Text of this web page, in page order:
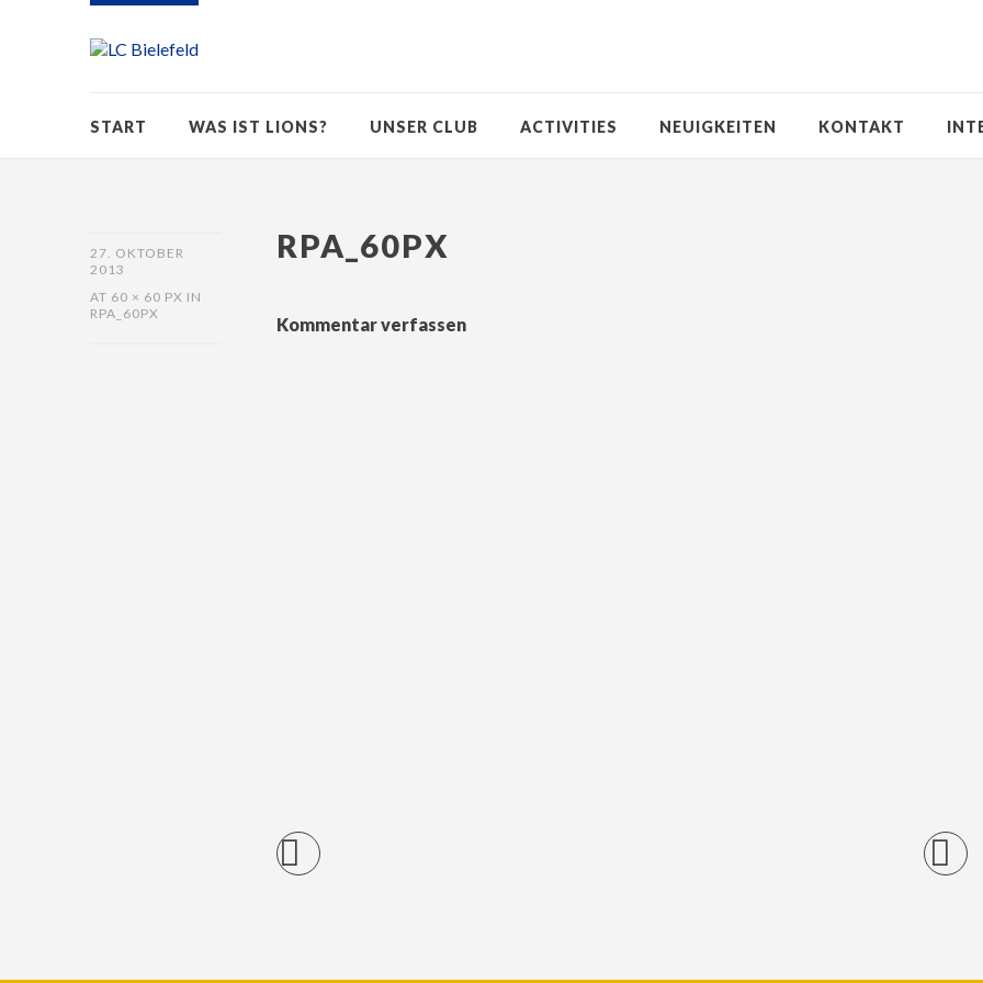
START WAS IST LIONS? UNSER CLUB ACTIVITIES NEUIGKEITEN KONTAKT
27. OKTOBER
2013
AT 60 × 60 PX IN
RPA_60PX
RPA_60PX
Kommentar verfassen